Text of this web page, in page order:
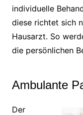
individuelle
diese richtet sich
Hausarzt. So
die persönlichen
Ambulante
Der